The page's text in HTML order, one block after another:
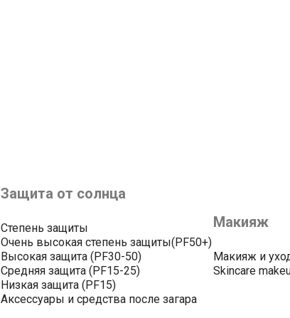
Защита от солнца
Степень защиты
Очень высокая степень защиты(PF50+)
Высокая защита (PF30-50)
Средняя защита (PF15-25)
Низкая защита (PF15)
Аксессуары и средства после загара
Макияж
Макияж и
Skincare